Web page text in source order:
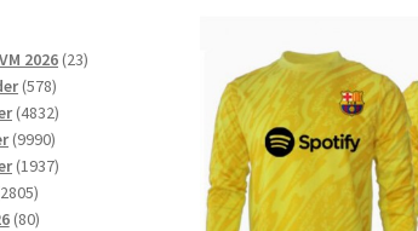
2026 2323
578578
produkter
48324832
produkter
99909990
produkter
19371937
28052805
produkter
8080